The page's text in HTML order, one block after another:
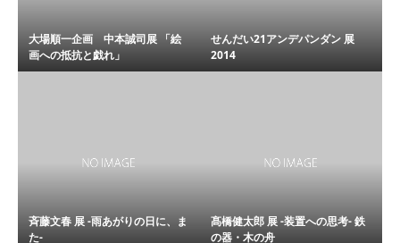
大場順一企画 中本誠司展 「絵
画への抵抗と戯れ」
せんだい21アンデパンダン 展
2014
斉藤文春 展 -雨あがりの日に、ま
た-
髙橋健太郎 展 -装置への思考- 鉄
の器・木の舟